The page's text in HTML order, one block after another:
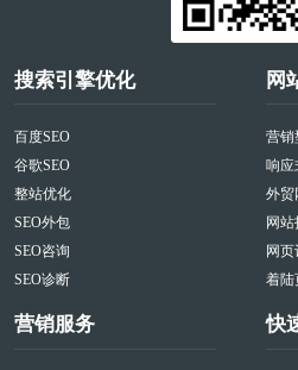
搜索引擎优化
百度SEO
谷歌SEO
整站优化
SEO外包
SEO咨询
SEO诊断
网
营销
响应
外贸
网站
网页
着陆
营销服务 快